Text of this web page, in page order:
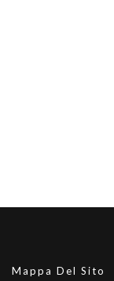
Mappa Del Sito